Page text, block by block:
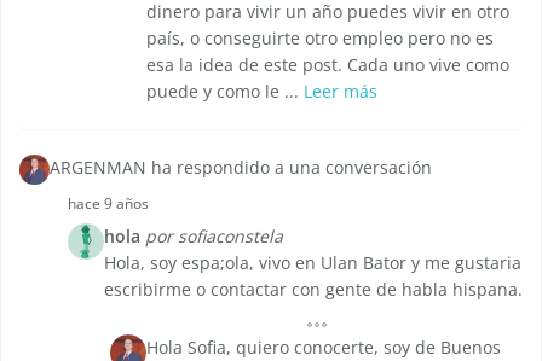
dinero para vivir un año puedes vivir en otro
país, o conseguirte otro empleo pero no es
esa la idea de este post. Cada uno vive como
puede y como le ... Leer más
ARGENMAN ha respondido a una conversación
hace 9 años
hola por sofiaconstela
Hola, soy espa;ola, vivo en Ulan Bator y me gustaria
escribirme o contactar con gente de habla hispana.
Hola Sofia, quiero conocerte, soy de Buenos